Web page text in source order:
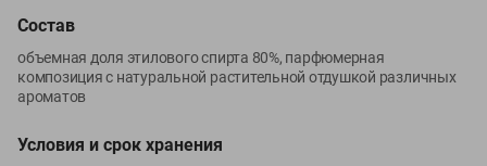
Фрунзенского района г. Минска + 375 17 272 73 84 .
Номер и адрес электронной почты лица, уполномоченного
продавцом рассматривать обращения покупателей о нарушении их
прав, предусмотренных законодательством о защите прав
Способы оплаты товара:
Состав
объемная доля этилового спирта 80%, парфюмерная
композиция с натуральной растительной отдушкой различных
ароматов
Условия и срок хранения